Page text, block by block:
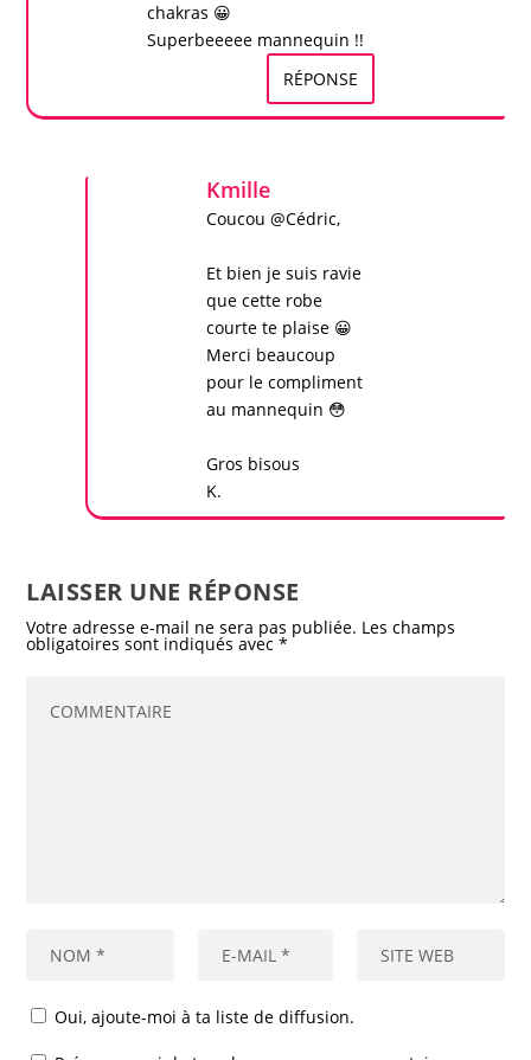
chakras 😀
Superbeeeee mannequin !!
RÉPONSE
Kmille
Coucou @Cédric,
Et bien je suis ravie
que cette robe
courte te plaise 😀
Merci beaucoup
pour le compliment
au mannequin 😳
Gros bisous
K.
LAISSER UNE RÉPONSE
Votre adresse e-mail ne sera pas publiée. Les champs
obligatoires sont indiqués avec*
Oui, ajoute-moi à ta liste de diffusion.